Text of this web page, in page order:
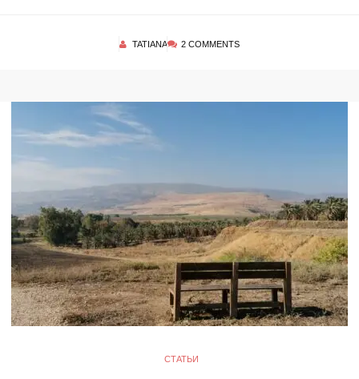
TATIANA 2 COMMENTS
СТАТЬИ